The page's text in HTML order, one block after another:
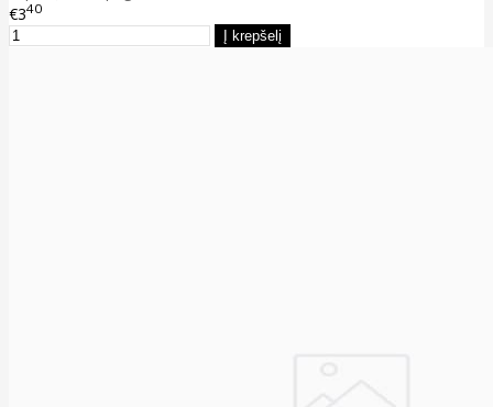
€340